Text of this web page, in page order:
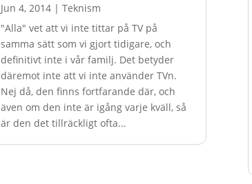
Jun 4, 2014| Teknism
"Alla" vet att vi inte tittar på TV på
samma sätt som vi gjort tidigare, och
definitivt inte i vår familj. Det betyder
däremot inte att vi inte använder TVn.
Nej då, den finns fortfarande där, och
även om den inte är igång varje kväll, så
är den det tillräckligt ofta...